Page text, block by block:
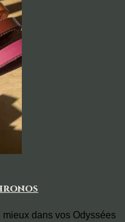
dans vos Odyssées